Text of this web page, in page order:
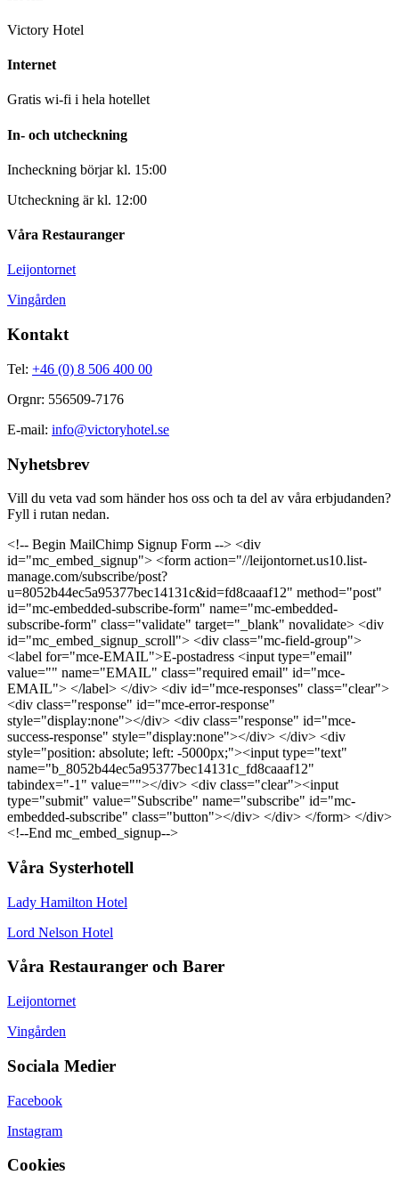
Victory Hotel
Internet
Gratis wi-fi i hela hotellet
In- och utcheckning
Incheckning börjar kl. 15:00
Utcheckning är kl. 12:00
Våra Restauranger
Leijontornet
Vingården
Kontakt
Tel: +46 (0) 8 506 400 00
Orgnr: 556509-7176
E-mail: info@victoryhotel.se
Nyhetsbrev
Vill du veta vad som händer hos oss och ta del av våra erbjudanden?
Fyll i rutan nedan.
<!-- Begin MailChimp Signup Form --> <div
id="mc_embed_signup"> <form action="//leijontornet.us10.list-
manage.com/subscribe/post?
u=8052b44ec5a95377bec14131c&id=fd8caaaf12" method="post"
id="mc-embedded-subscribe-form" name="mc-embedded-
subscribe-form" class="validate" target="_blank" novalidate> <div
id="mc_embed_signup_scroll"> <div class="mc-field-group">
<label for="mce-EMAIL">E-postadress <input type="email"
value="" name="EMAIL" class="required email" id="mce-
EMAIL"> </label> </div> <div id="mce-responses" class="clear">
<div class="response" id="mce-error-response"
style="display:none"></div> <div class="response" id="mce-
success-response" style="display:none"></div> </div> <div
style="position: absolute; left: -5000px;"><input type="text"
name="b_8052b44ec5a95377bec14131c_fd8caaaf12"
tabindex="-1" value=""></div> <div class="clear"><input
type="submit" value="Subscribe" name="subscribe" id="mc-
embedded-subscribe" class="button"></div> </div> </form> </div>
<!--End mc_embed_signup-->
Våra Systerhotell
Lady Hamilton Hotel
Lord Nelson Hotel
Våra Restauranger och Barer
Leijontornet
Vingården
Sociala Medier
Facebook
Instagram
Cookies